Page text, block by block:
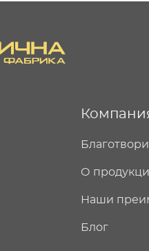
О
Наши
Блог